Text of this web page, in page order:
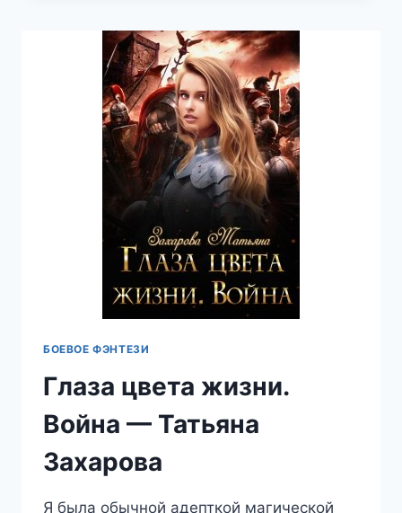
ЗАХАРОВА
БОЕВОЕ ФЭНТЕЗИ
Глаза цвета жизни.
Война — Татьяна
Захарова
Я была обычной адепткой магической